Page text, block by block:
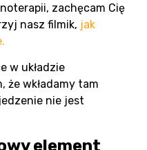
zachęcam Cię
nasz filmik, jak
w układzie
że wkładamy tam
nie jest
element